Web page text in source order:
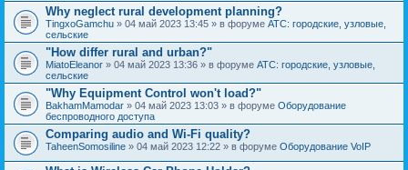
Why neglect rural development planning?
TingxoGamchu » 04 май 2023 13:45 » в форуме АТС: городские, узловые,
сельские
"How differ rural and urban?"
MiatoEleanor » 04 май 2023 13:36 » в форуме АТС: городские, узловые,
сельские
"Why Equipment Control won't load?"
BakhamMamodar » 04 май 2023 13:03 » в форуме Оборудование
беспроводного доступа
Comparing audio and Wi-Fi quality?
TaheenSomosiline » 04 май 2023 12:22 » в форуме Оборудование VoIP